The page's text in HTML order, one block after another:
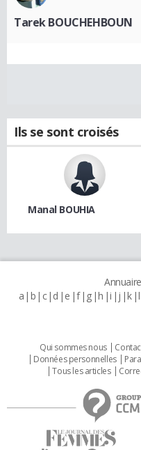
Tarek BOUCHEHBOUN
Ils se sont croisés
Manal BOUHIA
a b c d e f g h i j k l
Qui sommes nous
Données personnelles
Tous les articles